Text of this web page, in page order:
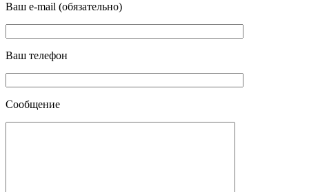
Ваш e-mail (обязательно)
Ваш телефон
Сообщение